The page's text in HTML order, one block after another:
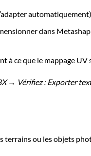
automatiquement)
dans
à ce que le mappage UV
→ Vérifiez : Exporter
terrains ou les objets